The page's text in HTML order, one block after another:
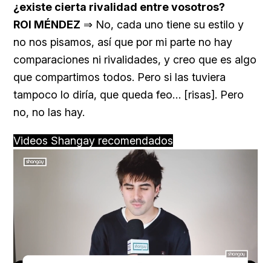
¿existe cierta rivalidad entre vosotros?
ROI MÉNDEZ ⇒ No, cada uno tiene su estilo y
no nos pisamos, así que por mi parte no hay
comparaciones ni rivalidades, y creo que es algo
que compartimos todos. Pero si las tuviera
tampoco lo diría, que queda feo… [risas]. Pero
no, no las hay.
Videos Shangay recomendados